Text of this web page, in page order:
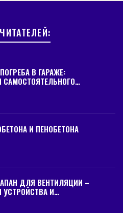
В ГАРАЖЕ:
САМОСТОЯТЕЛЬНОГО…
И ПЕНОБЕТОНА
ДЛЯ ВЕНТИЛЯЦИИ –
УСТРОЙСТВА И…